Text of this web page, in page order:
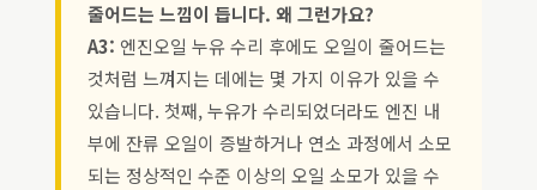
줄어드는 느낌이 듭니다. 왜 그런가요?
A3: 엔진오일 누유 수리 후에도 오일이 줄어드는
것처럼 느껴지는 데에는 몇 가지 이유가 있을 수
있습니다. 첫째, 누유가 수리되었더라도 엔진 내
부에 잔류 오일이 증발하거나 연소 과정에서 소모
되는 정상적인 수준 이상의 오일 소모가 있을 수